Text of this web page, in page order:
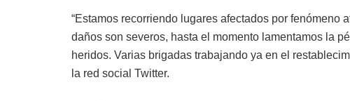
“Estamos recorriendo lugares afectados por fenómeno
daños son severos, hasta el momento lamentamos la
heridos. Varias brigadas trabajando ya en el
la red social Twitter.